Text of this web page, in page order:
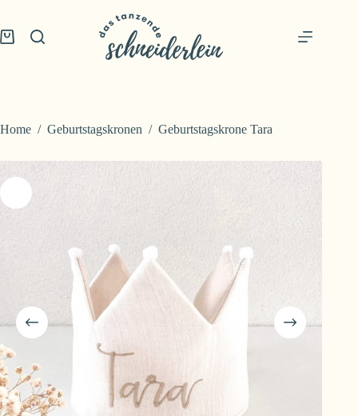
content
Shopping
Home / Geburtstagskronen / Geburtstagskrone Tara